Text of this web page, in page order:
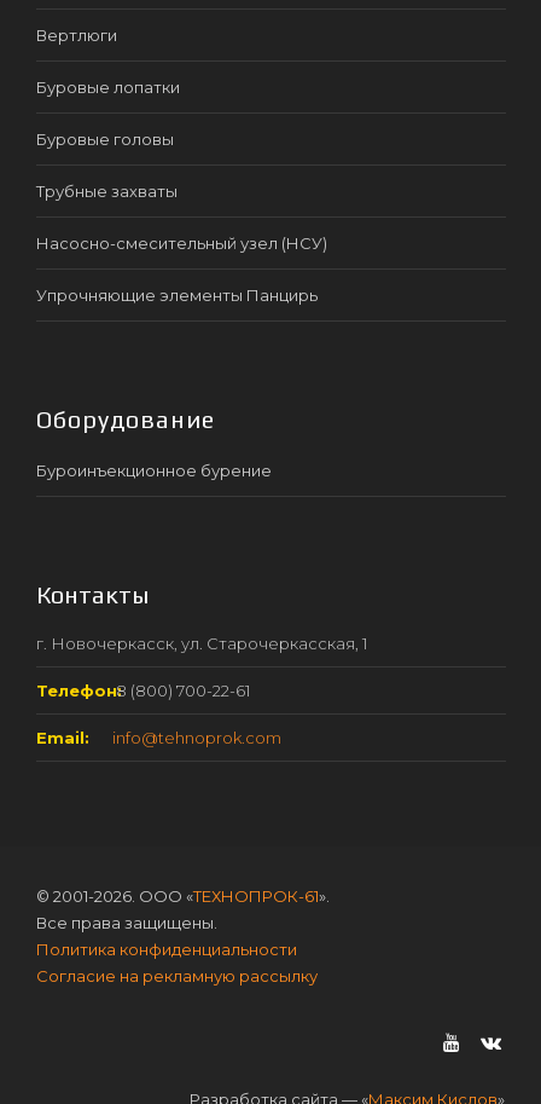
Вертлюги
Буровые лопатки
Буровые головы
Трубные захваты
Насосно-смесительный узел (НСУ)
Упрочняющие элементы Панцирь
Оборудование
Буроинъекционное бурение
Контакты
г. Новочеркасск, ул. Старочеркасская, 1
Телефон:8 (800) 700-22-61
Email: info@tehnoprok.com
© 2001-2026. ООО «ТЕХНОПРОК-61».
Все права защищены.
Политика конфиденциальности
Согласие на рекламную рассылку
Разработка сайта — «Максим Кислов»